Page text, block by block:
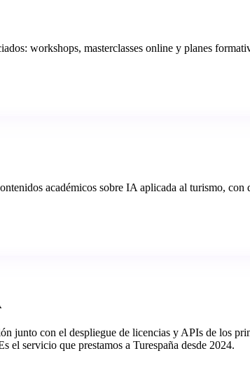
workshops, masterclasses online y planes
académicos sobre IA aplicada al turismo, con
junto con el despliegue de licencias y APIs de los
servicio que prestamos a Turespaña desde 2024.